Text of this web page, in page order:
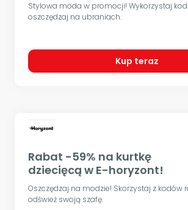
Stylowa moda w promocji! Wykorzystaj
oszczędzaj na ubraniach.
Kup teraz
Rabat -59% na kurtkę
dziecięcą w E-horyzont!
Oszczędzaj na modzie! Skorzystaj z kodów
odśwież swoją szafę.